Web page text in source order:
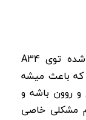
تراشه مدیاتک Dimensity 1080 استفاده شده توی A34
که باعث میشه
روون باشه و
مشکلی خاصی